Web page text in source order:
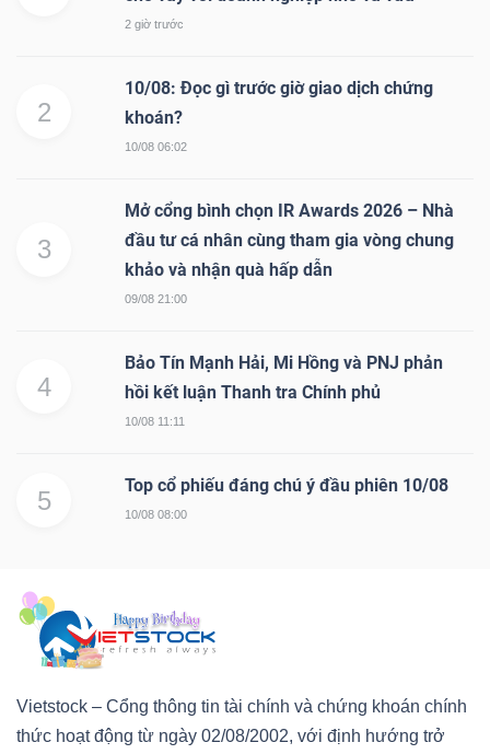
2 giờ trước
2
10/08: Đọc gì trước giờ giao dịch chứng
khoán?
10/08 06:02
3
Mở cổng bình chọn IR Awards 2026 – Nhà
đầu tư cá nhân cùng tham gia vòng chung
khảo và nhận quà hấp dẫn
09/08 21:00
4
Bảo Tín Mạnh Hải, Mi Hồng và PNJ phản
hồi kết luận Thanh tra Chính phủ
10/08 11:11
5
Top cổ phiếu đáng chú ý đầu phiên 10/08
10/08 08:00
Vietstock – Cổng thông tin tài chính và chứng khoán chính
thức hoạt động từ ngày 02/08/2002, với định hướng trở